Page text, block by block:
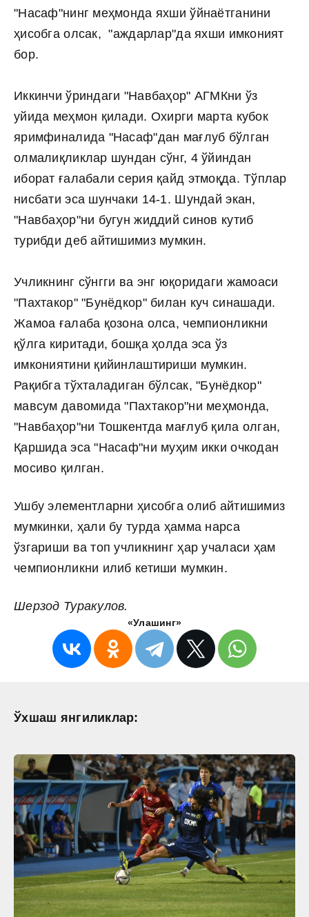
"Насаф"нинг меҳмонда яхши ўйнаётганини
ҳисобга олсак, "аждарлар"да яхши имконият
бор.
Иккинчи ўриндаги "Навбаҳор" АГМКни ўз
уйида меҳмон қилади. Охирги марта кубок
яримфиналида "Насаф"дан мағлуб бўлган
олмалиқликлар шундан сўнг, 4 ўйиндан
иборат ғалабали серия қайд этмоқда. Тўплар
нисбати эса шунчаки 14-1. Шундай экан,
"Навбаҳор"ни бугун жиддий синов кутиб
турибди деб айтишимиз мумкин.
Учликнинг сўнгги ва энг юқоридаги жамоаси
"Пахтакор" "Бунёдкор" билан куч синашади.
Жамоа ғалаба қозона олса, чемпионликни
қўлга киритади, бошқа ҳолда эса ўз
имкониятини қийинлаштириши мумкин.
Рақибга тўхталадиган бўлсак, "Бунёдкор"
мавсум давомида "Пахтакор"ни меҳмонда,
"Навбаҳор"ни Тошкентда мағлуб қила олган,
Қаршида эса "Насаф"ни муҳим икки очкодан
мосиво қилган.
Ушбу элементларни ҳисобга олиб айтишимиз
мумкинки, ҳали бу турда ҳамма нарса
ўзгариши ва топ учликнинг ҳар учаласи ҳам
чемпионликни илиб кетиши мумкин.
Шерзод Туракулов.
«Улашинг»
Ўхшаш янгиликлар: